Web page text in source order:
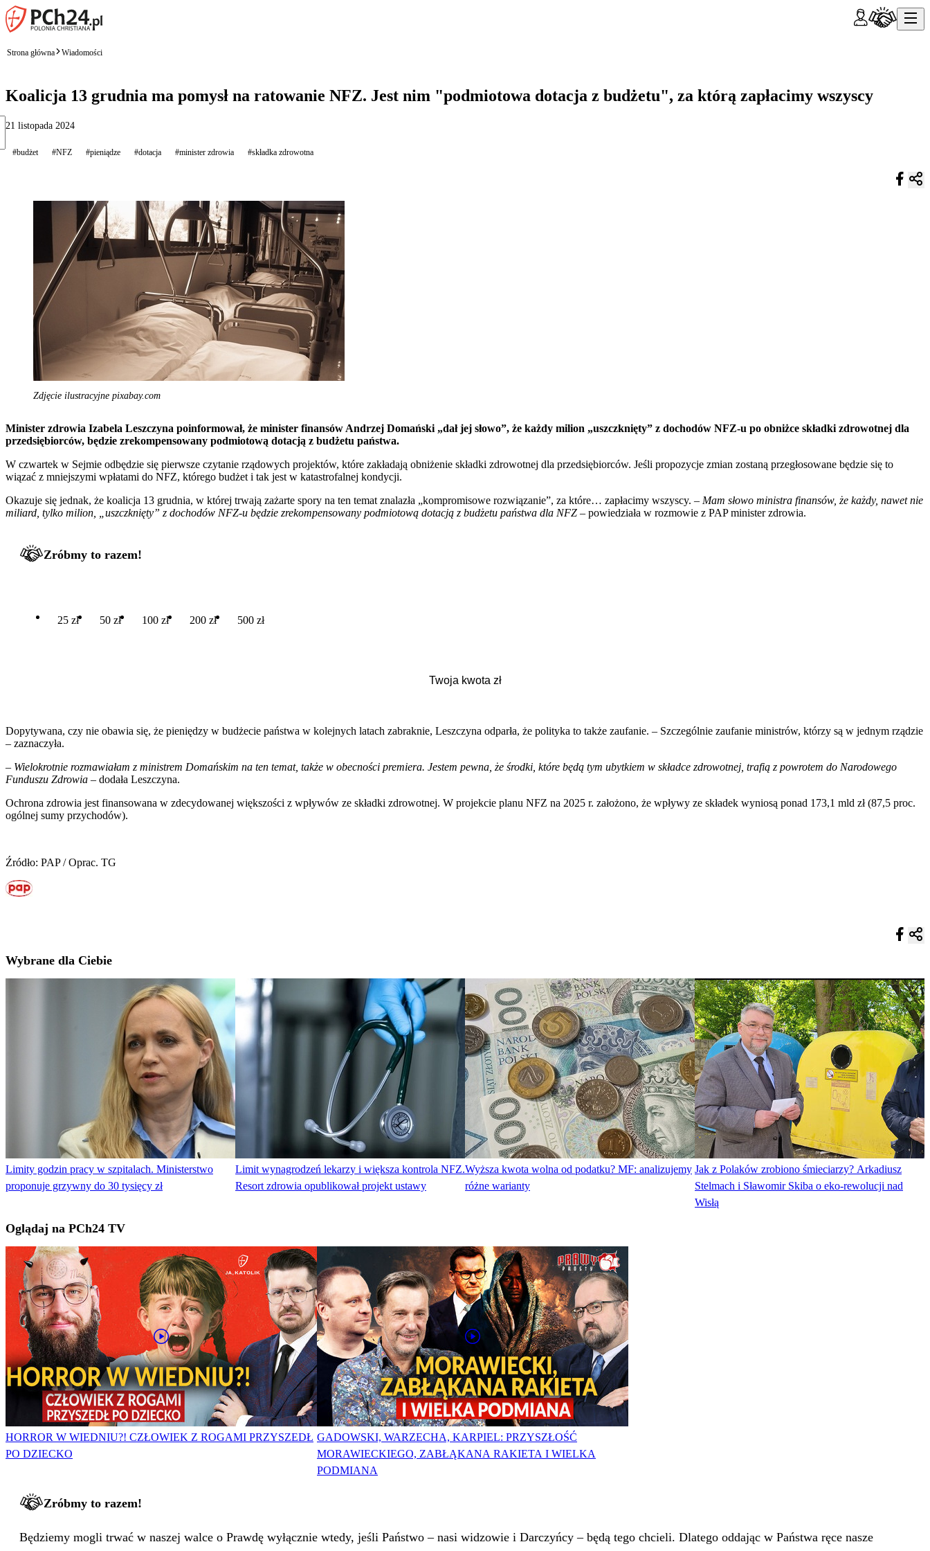
Strona główna Wiadomości
Koalicja 13 grudnia ma pomysł na ratowanie NFZ. Jest nim "podmiotowa dotacja z budżetu", za którą zapłacimy wszyscy
21 listopada 2024
#budżet #NFZ #pieniądze #dotacja #minister zdrowia #składka zdrowotna
Zdjęcie ilustracyjne pixabay.com
Minister zdrowia Izabela Leszczyna poinformował, że minister finansów Andrzej Domański „dał jej słowo”, że każdy milion „uszczknięty” z dochodów NFZ-u po obniżce składki zdrowotnej dla
przedsiębiorców, będzie zrekompensowany podmiotową dotacją z budżetu państwa.
W czwartek w Sejmie odbędzie się pierwsze czytanie rządowych projektów, które zakładają obniżenie składki zdrowotnej dla przedsiębiorców. Jeśli propozycje zmian zostaną przegłosowane będzie się to
wiązać z mniejszymi wpłatami do NFZ, którego budżet i tak jest w katastrofalnej kondycji.
Okazuje się jednak, że koalicja 13 grudnia, w której trwają zażarte spory na ten temat znalazła „kompromisowe rozwiązanie”, za które… zapłacimy wszyscy. – Mam słowo ministra finansów, że każdy, nawet nie
miliard, tylko milion, „uszczknięty” z dochodów NFZ-u będzie zrekompensowany podmiotową dotacją z budżetu państwa dla NFZ – powiedziała w rozmowie z PAP minister zdrowia.
Zróbmy to razem!
25 zł 50 zł 100 zł 200 zł 500 zł
Dopytywana, czy nie obawia się, że pieniędzy w budżecie państwa w kolejnych latach zabraknie, Leszczyna odparła, że polityka to także zaufanie. – Szczególnie zaufanie ministrów, którzy są w jednym rządzie
– zaznaczyła.
– Wielokrotnie rozmawiałam z ministrem Domańskim na ten temat, także w obecności premiera. Jestem pewna, że środki, które będą tym ubytkiem w składce zdrowotnej, trafią z powrotem do Narodowego
Funduszu Zdrowia – dodała Leszczyna.
Ochrona zdrowia jest finansowana w zdecydowanej większości z wpływów ze składki zdrowotnej. W projekcie planu NFZ na 2025 r. założono, że wpływy ze składek wyniosą ponad 173,1 mld zł (87,5 proc.
ogólnej sumy przychodów).
Źródło: PAP / Oprac. TG
Wybrane dla Ciebie
Limity godzin pracy w szpitalach. Ministerstwo
proponuje grzywny do 30 tysięcy zł
Limit wynagrodzeń lekarzy i większa kontrola NFZ.
Resort zdrowia opublikował projekt ustawy
Wyższa kwota wolna od podatku? MF: analizujemy
różne warianty
Jak z Polaków zrobiono śmieciarzy? Arkadiusz
Stelmach i Sławomir Skiba o eko-rewolucji nad
Wisłą
Oglądaj na PCh24 TV
HORROR W WIEDNIU?! CZŁOWIEK Z ROGAMI PRZYSZEDŁ
PO DZIECKO
GADOWSKI, WARZECHA, KARPIEL: PRZYSZŁOŚĆ
MORAWIECKIEGO, ZABŁĄKANA RAKIETA I WIELKA
PODMIANA
Zróbmy to razem!
Będziemy mogli trwać w naszej walce o Prawdę wyłącznie wtedy, jeśli Państwo – nasi widzowie i Darczyńcy – będą tego chcieli. Dlatego oddając w Państwa ręce nasze